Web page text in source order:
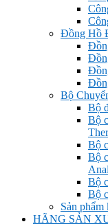
Đồng Hồ
Bộ
Bộ
Bộ
Bộ
Bộ
Bộ
Bộ
Sản phẩm
HÃNG SẢN